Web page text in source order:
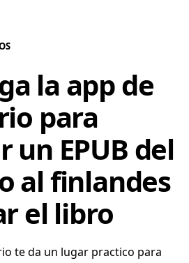
la app de
para
un EPUB del
al finlandes
el libro
te da un lugar practico para